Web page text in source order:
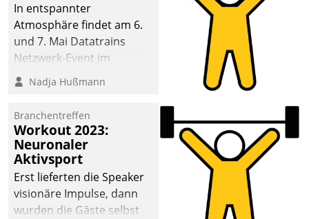
In entspannter
Atmosphäre findet am 6.
und 7. Mai Datatrains
Netzwerk-Event im
Kunden- und Partnerkreis
statt. Zentrale Frage: Wie
Mammutprojekte
meistern und Workloads
wuppen – bei zunehmend
anspruchsvollen
Aufgaben und
abnehmendem
Nadja Hußmann
Branchentreffen
Workout 2023:
Neuronaler
Aktivsport
Erst lieferten die Speaker
visionäre Impulse, dann
wurden die Gäste selbst